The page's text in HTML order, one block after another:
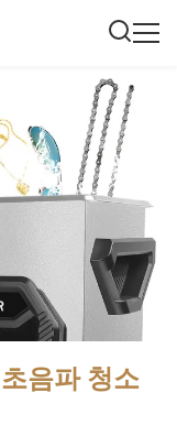
음파 청소